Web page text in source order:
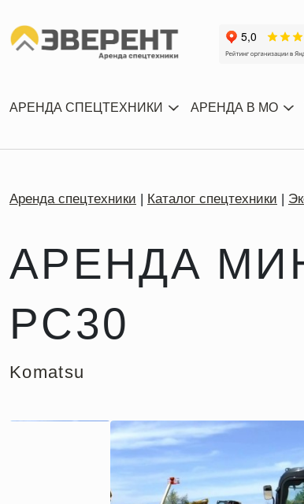
АРЕНДА СПЕЦТЕХНИКИ АРЕНДА В МО
Аренда спецтехники Каталог спецтехники
АРЕНДА
PC30
Komatsu